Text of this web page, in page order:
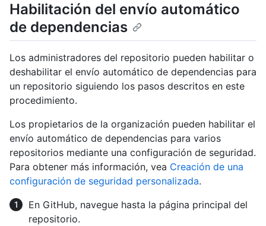
Habilitación del envío automático
de dependencias
Los administradores del repositorio pueden habilitar o
deshabilitar el envío automático de dependencias para
un repositorio siguiendo los pasos descritos en este
procedimiento.
Los propietarios de la organización pueden habilitar el
envío automático de dependencias para varios
repositorios mediante una configuración de seguridad.
Para obtener más información, vea Creación de una
configuración de seguridad personalizada.
En GitHub, navegue hasta la página principal del
repositorio.